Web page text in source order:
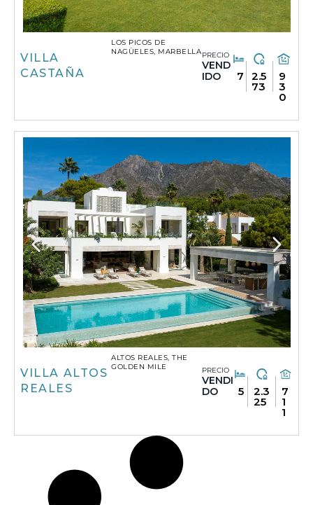
VILLA
CASTAÑA
LOS PICOS DE
NAGÜELES, MARBELLAPRECIO
VEND
IDO
7 2.5
73
9
3
0
VILLA ALTOS
REALES
ALTOS REALES, THE
GOLDEN MILE
PRECIO
VENDI
DO
5 2.3
25
7
1
1